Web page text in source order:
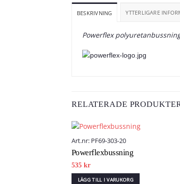
BESKRIVNING YTTERLIGARE
Powerflex
RELATERADE
Art.nr: PF69-303-20
Powerflexbussning
535 kr
LÄGG TILL I VARUKORG